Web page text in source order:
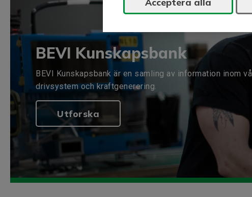
BEVI Kunskapsbank
BEVI Kunskapsbank är en samling av information inom
drivsystem och kraftgenerering.
Utforska